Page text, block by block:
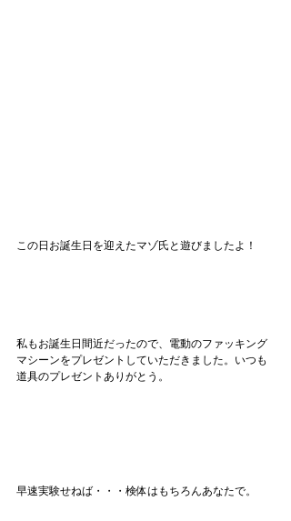
この日お誕生日を迎えたマゾ氏と遊びましたよ！
私もお誕生日間近だったので、電動のファッキング
マシーンをプレゼントしていただきました。いつも
道具のプレゼントありがとう。
早速実験せねば・・・検体はもちろんあなたで。